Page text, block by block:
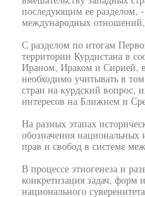
последующим ее разделом, -
международных отношений,
С разделом по итогам
территории Курдистана в
Ираном, Ираком и Сирией, в
необходимо учитывать в
стран на курдский вопрос,
интересов на Ближнем и
На разных этапах
обозначения национальных
прав и свобод в системе
В процессе этногенеза и
конкретизация задач, форм
национального